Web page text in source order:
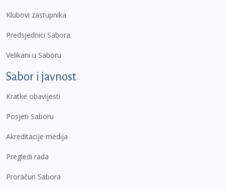
Klubovi zastupnika
Predsjednici Sabora
Velikani u Saboru
Sabor i javnost
Kratke obavijesti
Posjeti Saboru
Akreditacije medija
Pregledi rada
Proračun Sabora